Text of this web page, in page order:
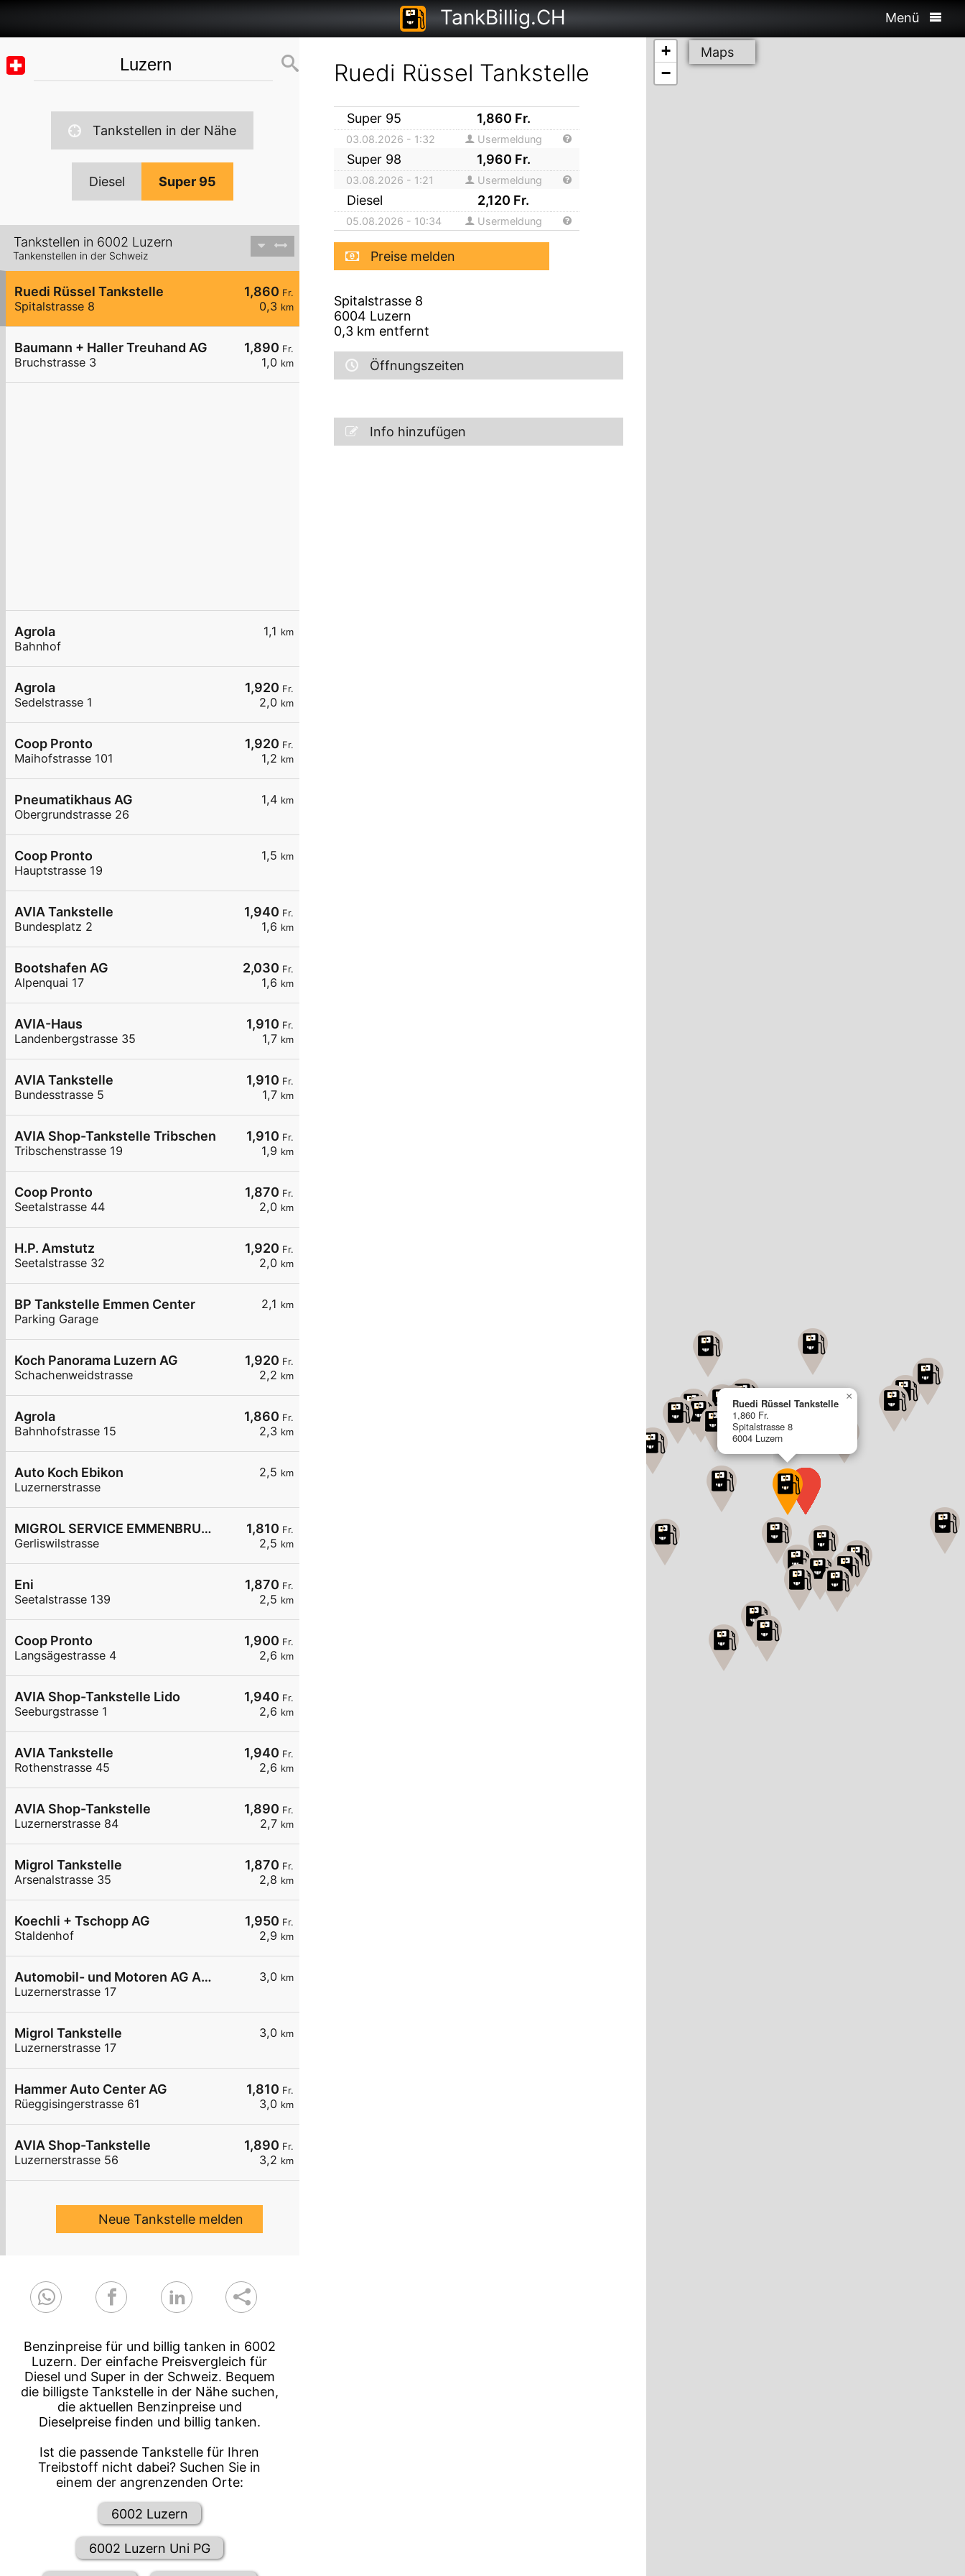
TankBillig.CH Menü
Tankstellen in der Nähe
Diesel Super 95
Tankstellen in 6002 Luzern
Tankenstellen in der Schweiz
1,860 Fr.
0,3 km
Ruedi Rüssel Tankstelle
Spitalstrasse 8
1,890 Fr.
1,0 km
Baumann + Haller Treuhand AG
Bruchstrasse 3
1,1 km
Agrola
Bahnhof
1,920 Fr.
2,0 km
Agrola
Sedelstrasse 1
1,920 Fr.
1,2 km
Coop Pronto
Maihofstrasse 101
1,4 km
Pneumatikhaus AG
Obergrundstrasse 26
1,5 km
Coop Pronto
Hauptstrasse 19
1,940 Fr.
1,6 km
AVIA Tankstelle
Bundesplatz 2
2,030 Fr.
1,6 km
Bootshafen AG
Alpenquai 17
1,910 Fr.
1,7 km
AVIA-Haus
Landenbergstrasse 35
1,910 Fr.
1,7 km
AVIA Tankstelle
Bundesstrasse 5
1,910 Fr.
1,9 km
AVIA Shop-Tankstelle Tribschen
Tribschenstrasse 19
1,870 Fr.
2,0 km
Coop Pronto
Seetalstrasse 44
1,920 Fr.
2,0 km
H.P. Amstutz
Seetalstrasse 32
2,1 km
BP Tankstelle Emmen Center
Parking Garage
1,920 Fr.
2,2 km
Koch Panorama Luzern AG
Schachenweidstrasse
1,860 Fr.
2,3 km
Agrola
Bahnhofstrasse 15
2,5 km
Auto Koch Ebikon
Luzernerstrasse
1,810 Fr.
2,5 km
MIGROL SERVICE EMMENBRUECKE
Gerliswilstrasse
1,870 Fr.
2,5 km
Eni
Seetalstrasse 139
1,900 Fr.
2,6 km
Coop Pronto
Langsägestrasse 4
1,940 Fr.
2,6 km
AVIA Shop-Tankstelle Lido
Seeburgstrasse 1
1,940 Fr.
2,6 km
AVIA Tankstelle
Rothenstrasse 45
1,890 Fr.
2,7 km
AVIA Shop-Tankstelle
Luzernerstrasse 84
1,870 Fr.
2,8 km
Migrol Tankstelle
Arsenalstrasse 35
1,950 Fr.
2,9 km
Koechli + Tschopp AG
Staldenhof
3,0 km
Automobil- und Motoren AG Automobil- und Motoren A Ebik
Luzernerstrasse 17
3,0 km
Migrol Tankstelle
Luzernerstrasse 17
1,810 Fr.
3,0 km
Hammer Auto Center AG
Rüeggisingerstrasse 61
1,890 Fr.
3,2 km
AVIA Shop-Tankstelle
Luzernerstrasse 56
Neue Tankstelle melden
Benzinpreise für und billig tanken in 6002
Luzern. Der einfache Preisvergleich für
Diesel und Super in der Schweiz. Bequem
die billigste Tankstelle in der Nähe suchen,
die aktuellen Benzinpreise und
Dieselpreise finden und billig tanken.
Ist die passende Tankstelle für Ihren
Treibstoff nicht dabei? Suchen Sie in
einem der angrenzenden Orte:
6002 Luzern
6002 Luzern Uni PG
Ruedi Rüssel Tankstelle
Super 95 1,860 Fr.
03.08.2026 - 1:32 Usermeldung
Super 98 1,960 Fr.
03.08.2026 - 1:21 Usermeldung
Diesel 2,120 Fr.
05.08.2026 - 10:34 Usermeldung
Preise melden
Spitalstrasse 8
6004 Luzern
0,3km entfernt
Öffnungszeiten
Info hinzufügen
Ruedi Rüssel Tankstelle
1,860 Fr.
Spitalstrasse 8
6004 Luzern
×
+
−
Maps